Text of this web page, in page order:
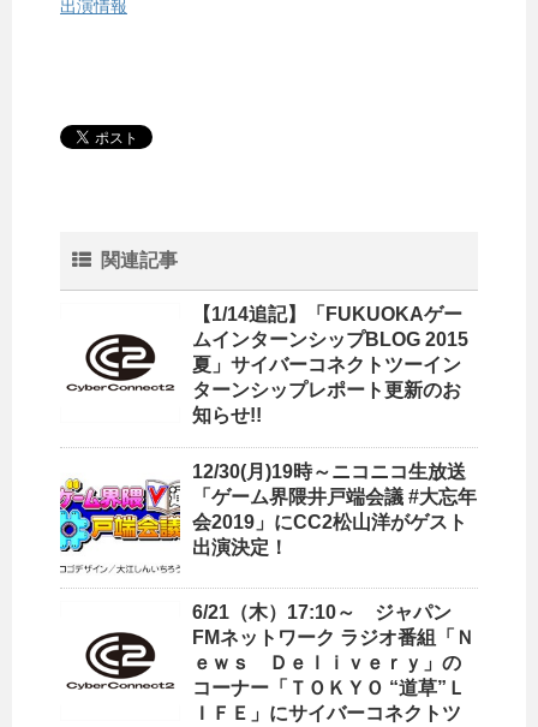
出演情報
関連記事
【1/14追記】「FUKUOKAゲー
ムインターンシップBLOG 2015
夏」サイバーコネクトツーイン
ターンシップレポート更新のお
知らせ!!
12/30(月)19時～ニコニコ生放送
「ゲーム界隈井戸端会議 #大忘年
会2019」にCC2松山洋がゲスト
出演決定！
6/21（木）17:10～ ジャパン
FMネットワーク ラジオ番組「Ｎ
ｅｗｓ Ｄｅｌｉｖｅｒｙ」の
コーナー「ＴＯＫＹＯ “道草”Ｌ
ＩＦＥ」にサイバーコネクトツ